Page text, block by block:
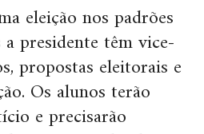
eleição nos padrões
presidente têm vice-
propostas eleitorais e
Os alunos terão
e precisarão